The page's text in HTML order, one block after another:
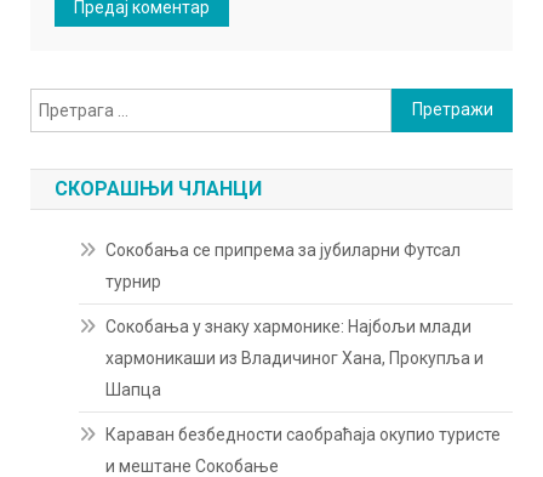
Претрага
за:
СКОРАШЊИ ЧЛАНЦИ
Сокобања се припрема за јубиларни Футсал
турнир
Сокобања у знаку хармонике: Најбољи млади
хармоникаши из Владичиног Хана, Прокупља и
Шапца
Караван безбедности саобраћаја окупио туристе
и мештане Сокобање